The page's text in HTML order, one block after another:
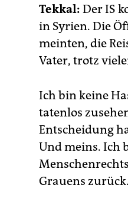
Tekkal: Der IS
in Syrien. Die
meinten, die
Vater, trotz
Ich bin keine
tatenlos
Entscheidung
Und meins. Ich
Grauens zurück.